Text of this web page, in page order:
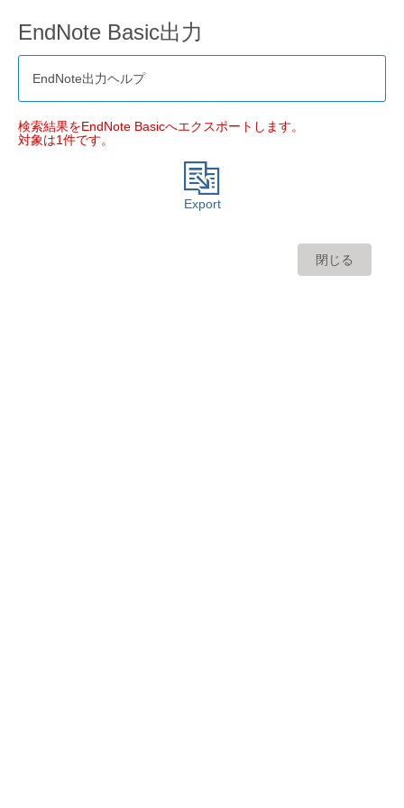
EndNote Basic出力
EndNote出力ヘルプ
検索結果をEndNote Basicへエクスポートします。
対象は1件です。
Export